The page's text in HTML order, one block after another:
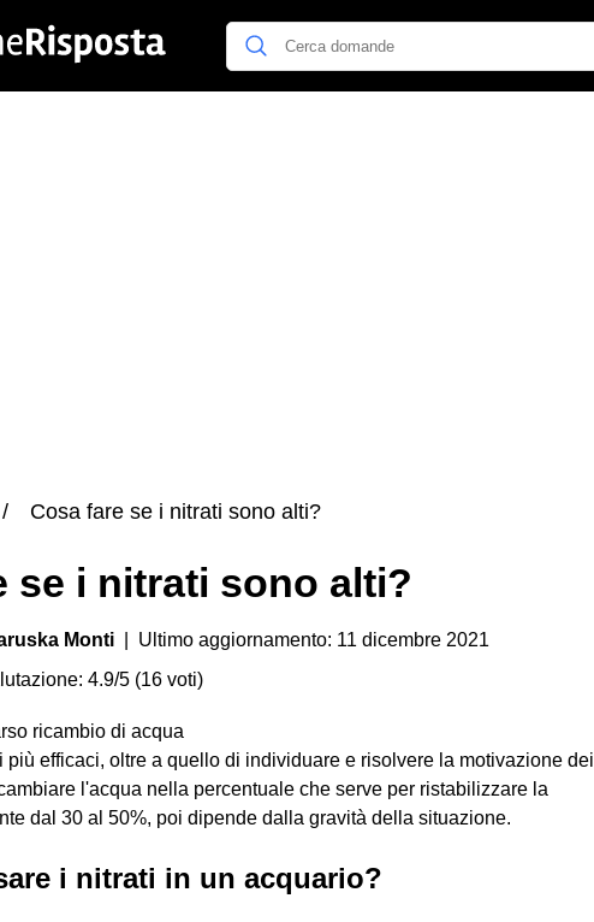
Cosa fare se i nitrati sono alti?
se i nitrati sono alti?
Monti | Ultimo aggiornamento: 11 dicembre 2021
4.9/5 (16 voti)
ricambio di acqua
più efficaci, oltre a quello di individuare e risolvere la motivazione dei
l'acqua nella percentuale che serve per ristabilizzare la
dal 30 al 50%, poi dipende dalla gravità della situazione.
i nitrati in un acquario?